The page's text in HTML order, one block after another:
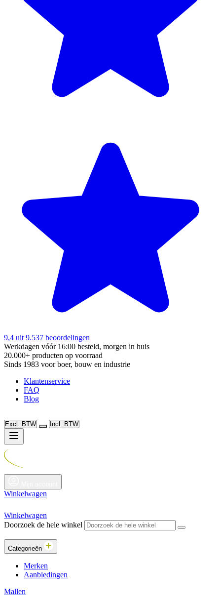
9,4 uit 9.537 beoordelingen
Werkdagen vóór 16:00 besteld, morgen in huis
20.000+ producten op voorraad
Sinds 1983 voor boer, bouw en industrie
Klantenservice
FAQ
Blog
Excl. BTW Incl. BTW
Winkelwagen
Winkelwagen
Doorzoek de hele winkel
Categorieën
Merken
Aanbiedingen
Mallen